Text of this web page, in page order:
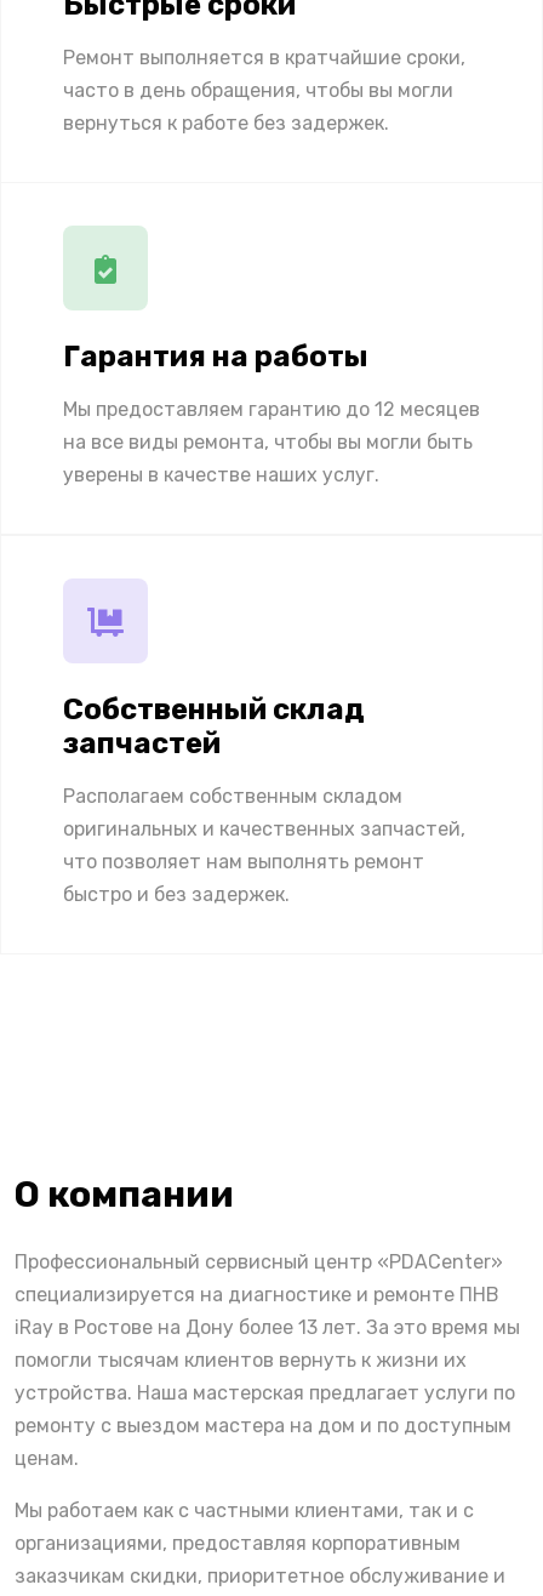
Ремонт выполняется в кратчайшие сроки,
часто в день обращения, чтобы вы могли
вернуться к работе без задержек.
Гарантия на работы
Мы предоставляем гарантию до 12 месяцев
на все виды ремонта, чтобы вы могли быть
уверены в качестве наших услуг.
Собственный склад
запчастей
Располагаем собственным складом
оригинальных и качественных запчастей,
что позволяет нам выполнять ремонт
быстро и без задержек.
О компании
Профессиональный сервисный центр «PDACenter»
специализируется на диагностике и ремонте ПНВ
iRay в Ростове на Дону более 13 лет. За это время мы
помогли тысячам клиентов вернуть к жизни их
устройства. Наша мастерская предлагает услуги по
ремонту с выездом мастера на дом и по доступным
ценам.
Мы работаем как с частными клиентами, так и с
организациями, предоставляя корпоративным
заказчикам скидки, приоритетное обслуживание и